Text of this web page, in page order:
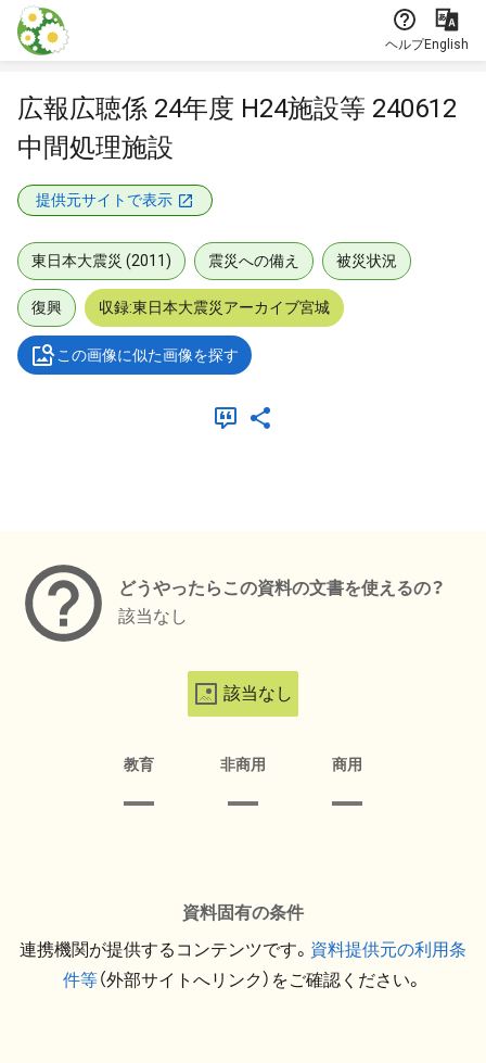
本文に飛ぶ
ヘルプEnglish
広報広聴係 24年度 H24施設等 240612
中間処理施設
提供元サイトで表示
東日本大震災 (2011) 震災への備え 被災状況
復興 収録:東日本大震災アーカイブ宮城
この画像に似た画像を探す
どうやったらこの資料の文書を使えるの？
該当なし
該当なし
教育 非商用 商用
資料固有の条件
連携機関が提供するコンテンツです。 資料提供元の利用条
件等（外部サイトへリンク）をご確認ください。